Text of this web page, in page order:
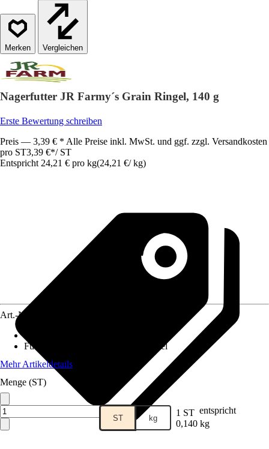
Vergleichen
Nagerfutter JR Farmy´s Grain Ringel, 140 g
Erste Bewertung schreiben
Preis — 3,39 € * Alle Preise inkl. MwSt. und ggf. zzgl. Versandkosten
pro ST3,39 €*/ ST
Entspricht 24,21 € pro kg(24,21 €/ kg)
Art.-Nr.
Futtermittelart
Ergänzungsfuttermittel
Mehr Artikeldetails
Menge (ST)
ST kg 1 ST entspricht
0,140 kg